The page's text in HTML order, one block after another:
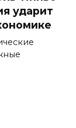
ударит